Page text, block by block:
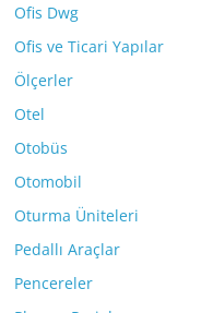
Ofis Dwg
Ofis ve Ticari Yapılar
Ölçerler
Otel
Otobüs
Otomobil
Oturma Üniteleri
Pedallı Araçlar
Pencereler